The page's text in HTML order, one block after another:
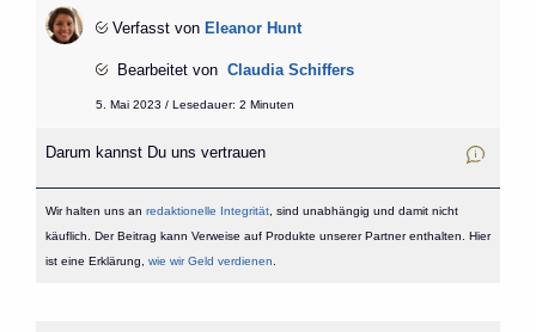
Verfasst von Eleanor Hunt
Bearbeitet von Claudia Schiffers
5. Mai 2023 / Lesedauer: 2 Minuten
Darum kannst Du uns vertrauen
Wir halten uns an redaktionelle Integrität, sind unabhängig und damit nicht
käuflich. Der Beitrag kann Verweise auf Produkte unserer Partner enthalten. Hier
ist eine Erklärung, wie wir Geld verdienen